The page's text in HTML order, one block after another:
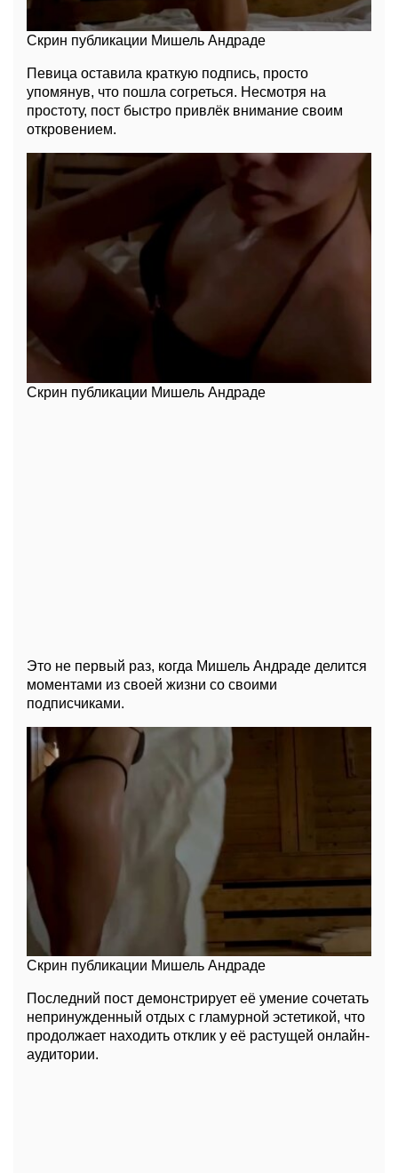
Скрин публикации Мишель Андраде
Певица оставила краткую подпись, просто
упомянув, что пошла согреться. Несмотря на
простоту, пост быстро привлёк внимание своим
откровением.
Скрин публикации Мишель Андраде
Это не первый раз, когда Мишель Андраде делится
моментами из своей жизни со своими
подписчиками.
Скрин публикации Мишель Андраде
Последний пост демонстрирует её умение сочетать
непринужденный отдых с гламурной эстетикой, что
продолжает находить отклик у её растущей онлайн-
аудитории.